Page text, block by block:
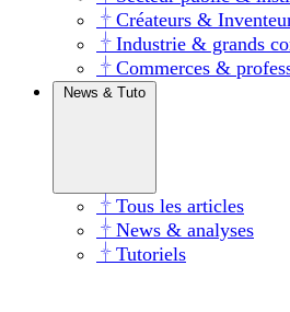
Créateurs &
Industrie & grands
Commerces &
News & Tuto
Tous les articles
News & analyses
Tutoriels